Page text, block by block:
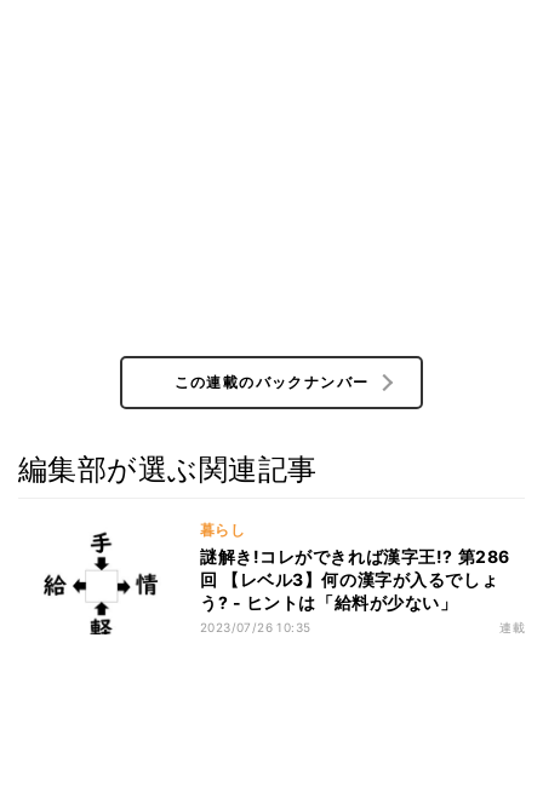
この連載のバックナンバー
編集部が選ぶ関連記事
暮らし
謎解き!コレができれば漢字王!? 第286
回 【レベル3】何の漢字が入るでしょ
う? - ヒントは「給料が少ない」
2023/07/26 10:35 連載